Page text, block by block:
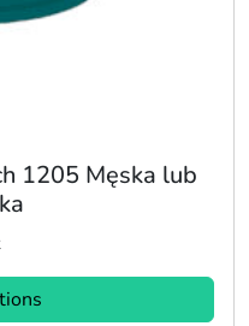
1205 Męska lub